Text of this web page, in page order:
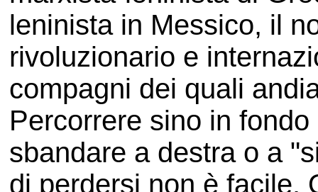
leninista in Messico, il
rivoluzionario e
compagni dei quali
Percorrere sino in
sbandare a destra o a
di perdersi non è facile.